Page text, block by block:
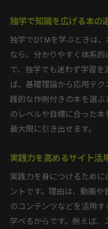
独学で知識を広げる本の
独学でDTMを学ぶときは
なら、分かりやすく体系
で、独学でも迷わず学習
ば、基礎理論から応用テ
践的な作例付きの本を選
のレベルや目標に合った
最大限に引き出せます。
実践力を高めるサイト活
実践力を身につけるため
ントです。理由は、動画
のコンテンツなどを活用
学べるからです。例えば